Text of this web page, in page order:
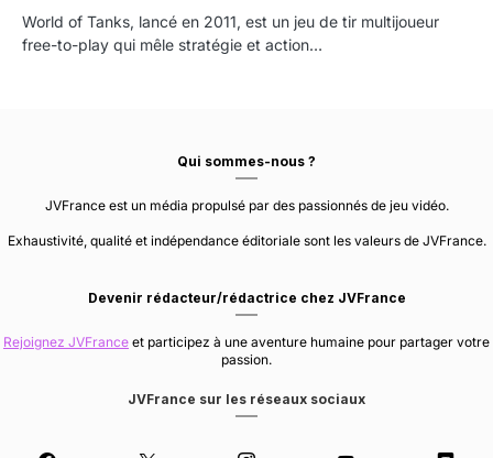
World of Tanks, lancé en 2011, est un jeu de tir multijoueur
free-to-play qui mêle stratégie et action…
Qui sommes-nous ?
JVFrance est un média propulsé par des passionnés de jeu vidéo.
Exhaustivité, qualité et indépendance éditoriale sont les valeurs de JVFrance.
Devenir rédacteur/rédactrice chez JVFrance
Rejoignez JVFrance et participez à une aventure humaine pour partager votre
passion.
JVFrance sur les réseaux sociaux